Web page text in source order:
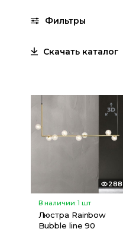
Фильтры
Скачать каталог
288
В наличии:1 шт
Люстра Rainbow
Bubble line 90